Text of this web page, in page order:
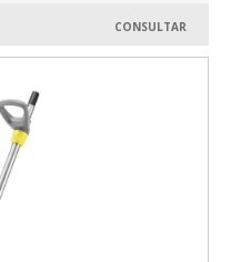
CONSULTAR